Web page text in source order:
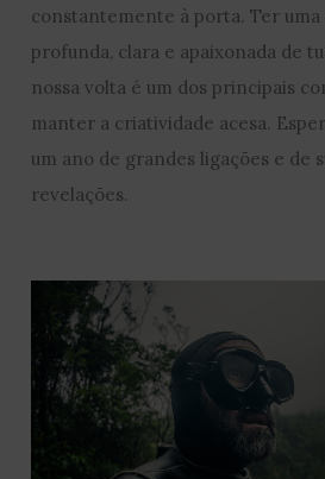
constantemente à porta. Ter uma
profunda, clara e apaixonada de
nossa volta é um dos principais
manter a criatividade acesa.
um ano de grandes ligações e de
revelações.